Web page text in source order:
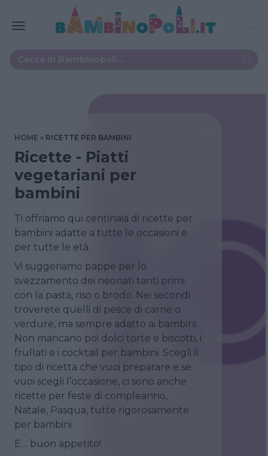
HOME RICETTE PER BAMBINI
Ricette - Piatti
vegetariani per
bambini
Ti offriamo qui centinaia di ricette per
bambini adatte a tutte le occasioni e
per tutte le età.
Vi suggeriamo pappe per lo
svezzamento dei neonati tanti primi
con la pasta, riso o brodo. Nei secondi
troverete quelli di pesce di carne o
verdure, ma sempre adatto ai bambini.
Non mancano poi dolci torte e biscotti, i
frullati e i cocktail per bambini. Scegli il
tipo di ricetta che vuoi preparare e se
vuoi scegli l’occasione, ci sono anche
ricette per feste di compleanno,
Natale, Pasqua, tutte rigorosamente
per bambini.
E… buon appetito!